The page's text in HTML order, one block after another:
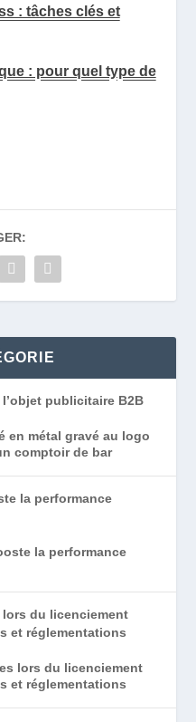
: tâches clés et
: pour quel type de
publicitaire B2B
la performance
du licenciement
et réglementations